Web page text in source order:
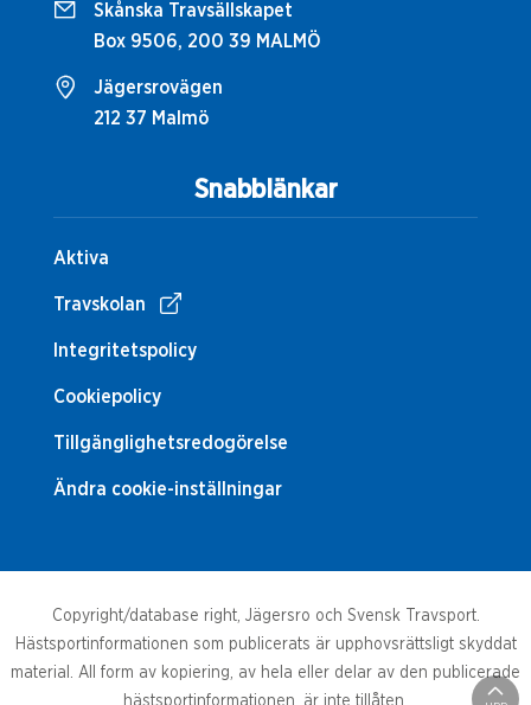
Snabblänkar
Aktiva
Travskolan
Integritetspolicy
Cookiepolicy
Tillgänglighetsredogörelse
Ändra cookie-inställningar
Skånska Travsällskapet
Box 9506, 200 39 MALMÖ
Jägersrovägen
212 37 Malmö
Copyright/database right, Jägersro och Svensk Travsport.
Hästsportinformationen som publicerats är upphovsrättsligt skyddat
material. All form av kopiering, av hela eller delar av den publicerade